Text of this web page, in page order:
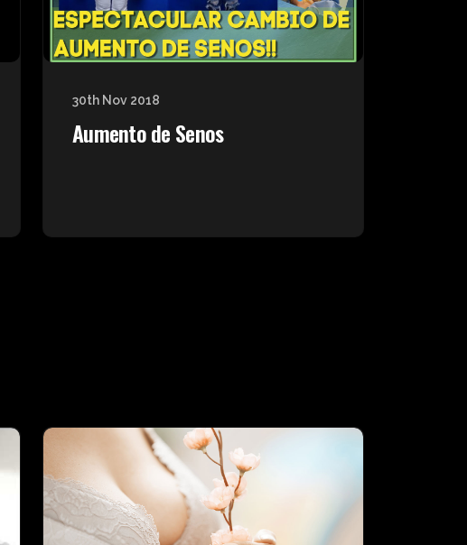
30th Nov 2018
Aumento de Senos